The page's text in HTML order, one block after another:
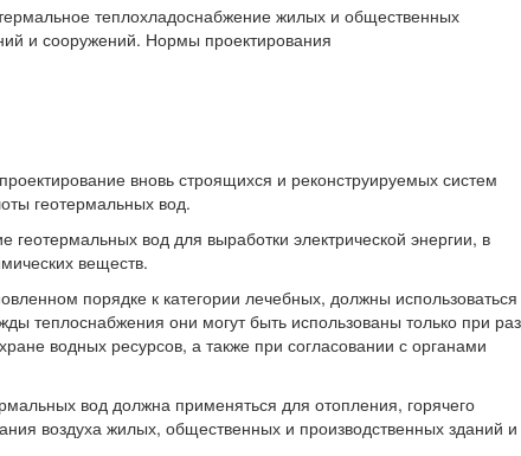
теплохладоснабжение жилых и общественных
и сооружений. Нормы проектирования
вновь строящихся и реконструируемых систем
геотермальных вод.
вод для выработки электрической энергии, в
веществ.
порядке к категории лечебных, должны
теплоснабжения они могут быть использованы только при
водных ресурсов, а также при согласовании с органами
вод должна применяться для отопления, горячего
воздуха жилых, общественных и производственных зданий и